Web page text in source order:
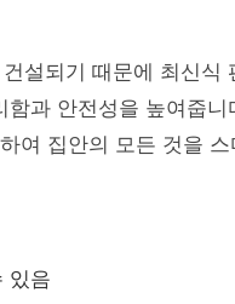
설되기 때문에 최신식
과 안전성을 높여줍니
여 집안의 모든 것을 스
있음